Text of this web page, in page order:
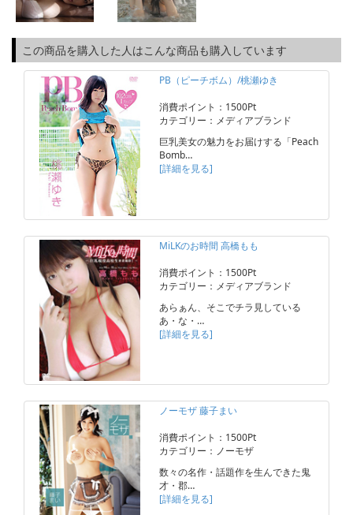
この商品を購入した人はこんな商品も購入しています
PB（ピーチボム）/桃瀬ゆき
消費ポイント：1500Pt
カテゴリー：メディアブランド
巨乳美女の魅力をお届けする「Peach
Bomb…
[詳細を見る]
MiLKのお時間 高橋もも
消費ポイント：1500Pt
カテゴリー：メディアブランド
あらぁん、そこでチラ見している
あ・な・…
[詳細を見る]
ノーモザ 藤子まい
消費ポイント：1500Pt
カテゴリー：ノーモザ
数々の名作・話題作を生んできた鬼
才・郡…
[詳細を見る]